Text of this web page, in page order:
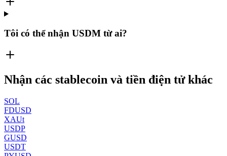
Tôi có thể nhận USDM từ ai?
Nhận các stablecoin và tiền điện tử khác
SOL
FDUSD
XAUt
USDP
GUSD
USDT